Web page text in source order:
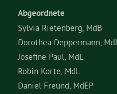
Abgeordnete
Sylvia Rietenberg, MdB
Dorothea Deppermann, MdL
Josefine Paul, MdL
Robin Korte, MdL
Daniel Freund, MdEP